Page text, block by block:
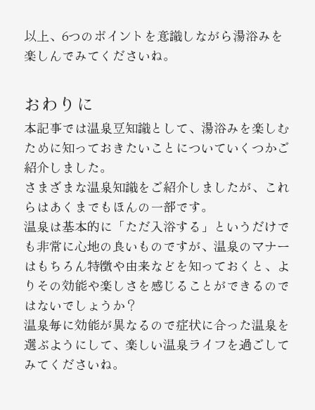
以上、6つのポイントを意識しながら湯浴みを
楽しんでみてくださいね。
おわりに
本記事では温泉豆知識として、湯浴みを楽しむ
ために知っておきたいことについていくつかご
紹介しました。
さまざまな温泉知識をご紹介しましたが、これ
らはあくまでもほんの一部です。
温泉は基本的に「ただ入浴する」というだけで
も非常に心地の良いものですが、温泉のマナー
はもちろん特徴や由来などを知っておくと、よ
りその効能や楽しさを感じることができるので
はないでしょうか？
温泉毎に効能が異なるので症状に合った温泉を
選ぶようにして、楽しい温泉ライフを過ごして
みてくださいね。